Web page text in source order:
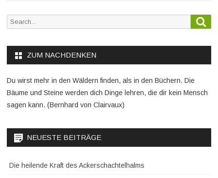
Search
for:
ZUM NACHDENKEN
Du wirst mehr in den Wäldern finden, als in den Büchern. Die
Bäume und Steine werden dich Dinge lehren, die dir kein Mensch
sagen kann. (Bernhard von Clairvaux)
NEUESTE BEITRÄGE
Die heilende Kraft des Ackerschachtelhalms